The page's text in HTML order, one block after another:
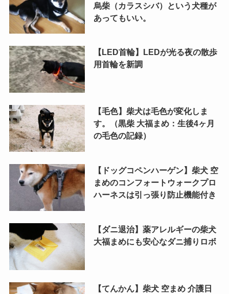
烏柴（カラスシバ）という犬種が
あってもいい。
【LED首輪】LEDが光る夜の散歩
用首輪を新調
【毛色】柴犬は毛色が変化しま
す。（黒柴 大福まめ：生後4ヶ月
の毛色の記録）
【ドッグコペンハーゲン】柴犬 空
まめのコンフォートウォークプロ
ハーネスは引っ張り防止機能付き
【ダニ退治】薬アレルギーの柴犬
大福まめにも安心なダニ捕りロボ
【てんかん】柴犬 空まめ 介護日